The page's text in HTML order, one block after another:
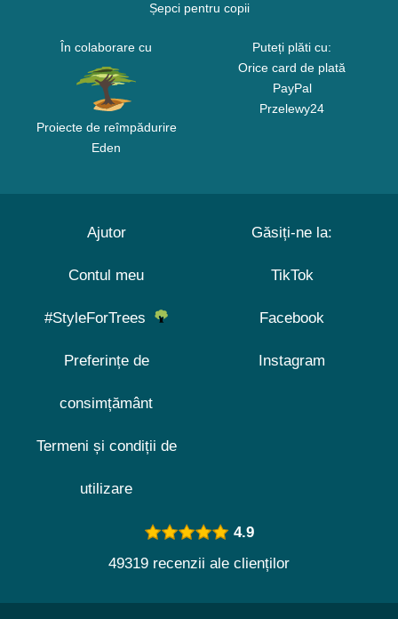
Șepci pentru copii
În colaborare cu
Proiecte de reîmpădurire
Eden
Puteți plăti cu:
Orice card de plată
PayPal
Przelewy24
Ajutor
Contul meu
#StyleForTrees
Preferințe de
consimțământ
Termeni și condiții de
utilizare
Găsiți-ne la:
TikTok
Facebook
Instagram
4.9
49319 recenzii ale clienților